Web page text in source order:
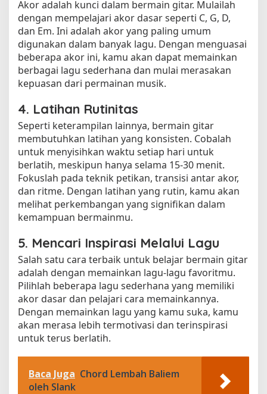
Akor adalah kunci dalam bermain gitar. Mulailah
dengan mempelajari akor dasar seperti C, G, D,
dan Em. Ini adalah akor yang paling umum
digunakan dalam banyak lagu. Dengan menguasai
beberapa akor ini, kamu akan dapat memainkan
berbagai lagu sederhana dan mulai merasakan
kepuasan dari permainan musik.
4. Latihan Rutinitas
Seperti keterampilan lainnya, bermain gitar
membutuhkan latihan yang konsisten. Cobalah
untuk menyisihkan waktu setiap hari untuk
berlatih, meskipun hanya selama 15-30 menit.
Fokuslah pada teknik petikan, transisi antar akor,
dan ritme. Dengan latihan yang rutin, kamu akan
melihat perkembangan yang signifikan dalam
kemampuan bermainmu.
5. Mencari Inspirasi Melalui Lagu
Salah satu cara terbaik untuk belajar bermain gitar
adalah dengan memainkan lagu-lagu favoritmu.
Pilihlah beberapa lagu sederhana yang memiliki
akor dasar dan pelajari cara memainkannya.
Dengan memainkan lagu yang kamu suka, kamu
akan merasa lebih termotivasi dan terinspirasi
untuk terus berlatih.
Baca Juga Chord Lembah Baliem
oleh Slank